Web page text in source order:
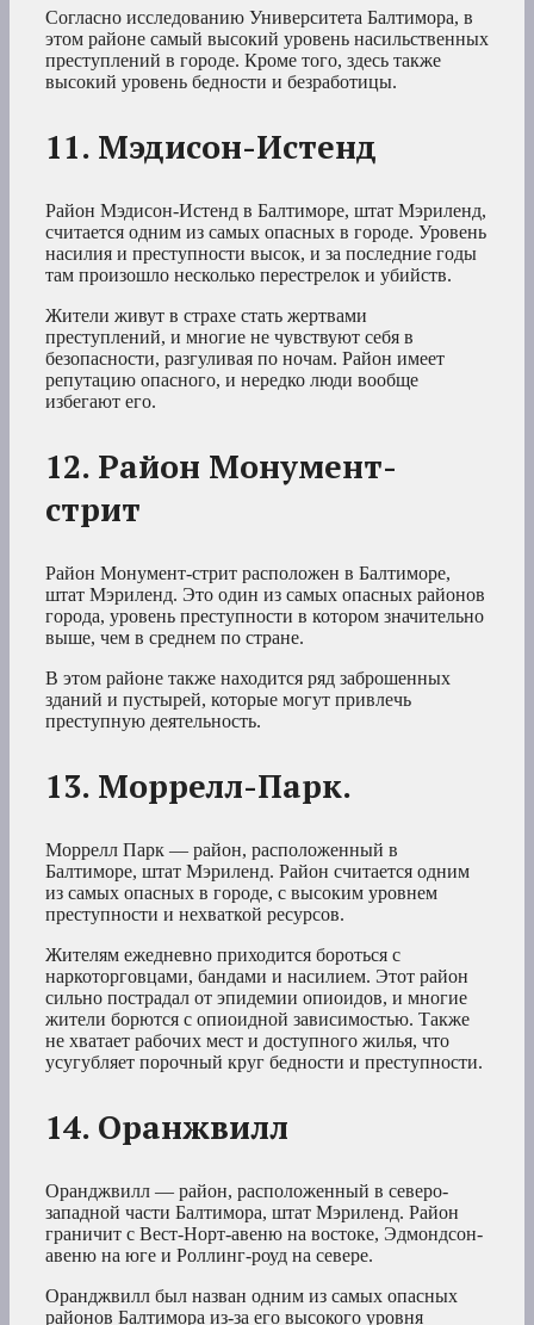
Согласно исследованию Университета Балтимора, в
этом районе самый высокий уровень насильственных
преступлений в городе. Кроме того, здесь также
высокий уровень бедности и безработицы.
11. Мэдисон-Истенд
Район Мэдисон-Истенд в Балтиморе, штат Мэриленд,
считается одним из самых опасных в городе. Уровень
насилия и преступности высок, и за последние годы
там произошло несколько перестрелок и убийств.
Жители живут в страхе стать жертвами
преступлений, и многие не чувствуют себя в
безопасности, разгуливая по ночам. Район имеет
репутацию опасного, и нередко люди вообще
избегают его.
12. Район Монумент-
стрит
Район Монумент-стрит расположен в Балтиморе,
штат Мэриленд. Это один из самых опасных районов
города, уровень преступности в котором значительно
выше, чем в среднем по стране.
В этом районе также находится ряд заброшенных
зданий и пустырей, которые могут привлечь
преступную деятельность.
13. Моррелл-Парк.
Моррелл Парк — район, расположенный в
Балтиморе, штат Мэриленд. Район считается одним
из самых опасных в городе, с высоким уровнем
преступности и нехваткой ресурсов.
Жителям ежедневно приходится бороться с
наркоторговцами, бандами и насилием. Этот район
сильно пострадал от эпидемии опиоидов, и многие
жители борются с опиоидной зависимостью. Также
не хватает рабочих мест и доступного жилья, что
усугубляет порочный круг бедности и преступности.
14. Оранжвилл
Оранджвилл — район, расположенный в северо-
западной части Балтимора, штат Мэриленд. Район
граничит с Вест-Норт-авеню на востоке, Эдмондсон-
авеню на юге и Роллинг-роуд на севере.
Оранджвилл был назван одним из самых опасных
районов Балтимора из-за его высокого уровня